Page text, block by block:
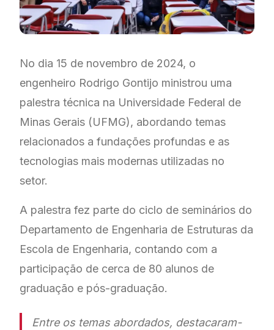
No dia 15 de novembro de 2024, o
engenheiro Rodrigo Gontijo ministrou uma
palestra técnica na Universidade Federal de
Minas Gerais (UFMG), abordando temas
relacionados a fundações profundas e as
tecnologias mais modernas utilizadas no
setor.
A palestra fez parte do ciclo de seminários do
Departamento de Engenharia de Estruturas da
Escola de Engenharia, contando com a
participação de cerca de 80 alunos de
graduação e pós-graduação.
Entre os temas abordados, destacaram-